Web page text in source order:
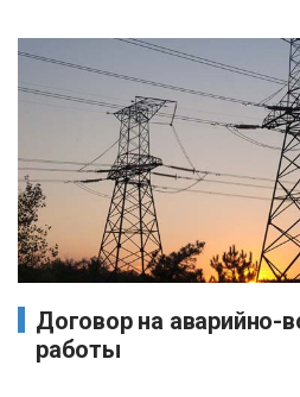
Договор на аварийно-
работы